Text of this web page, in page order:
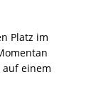
Platz im
einem